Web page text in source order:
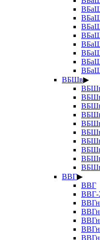
ВБШв▶
ВВГ▶
ВВГ